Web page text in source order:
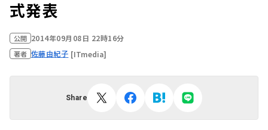
式発表
公開 2014年09月08日 22時16分
著者 佐藤由紀子 [ITmedia]
Share